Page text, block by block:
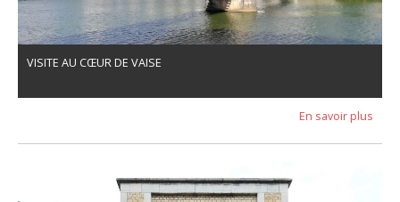
VISITE AU CŒUR DE VAISE
En savoir plus